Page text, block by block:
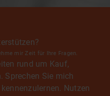
mir Zeit für Ihre Fragen.
rund um Kauf,
Sprechen Sie mich
Nutzen